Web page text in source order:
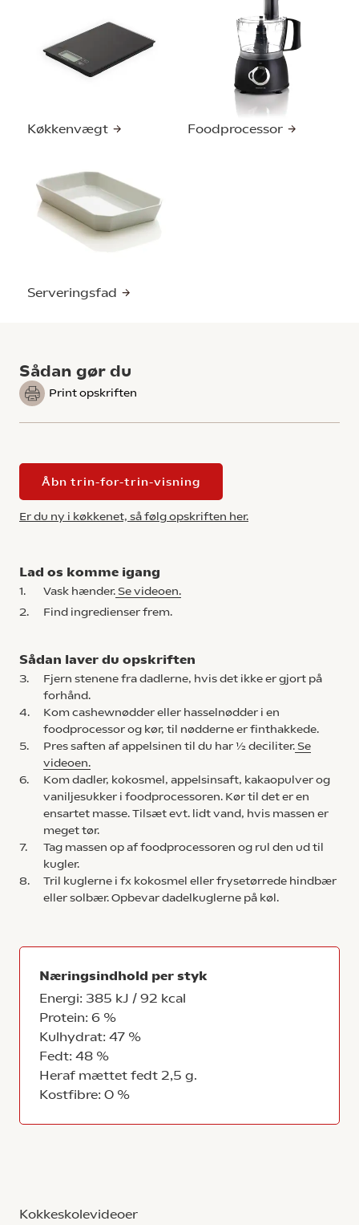
Køkkenvægt Foodprocessor
Serveringsfad
Sådan gør du
Print opskriften
Åbn trin-for-trin-visning
Er du ny i køkkenet, så følg opskriften her.
Lad os komme igang
1. Vask hænder. Se videoen.
2.
Find ingredienser frem.
Sådan laver du opskriften
3.
Fjern stenene fra dadlerne, hvis det ikke er gjort på
forhånd.
4.
Kom cashewnødder eller hasselnødder i en
foodprocessor og kør, til nødderne er finthakkede.
5.
Pres saften af appelsinen til du har ½ deciliter. Se
videoen.
6.
Kom dadler, kokosmel, appelsinsaft, kakaopulver og
vaniljesukker i foodprocessoren. Kør til det er en
ensartet masse. Tilsæt evt. lidt vand, hvis massen er
meget tør.
7.
Tag massen op af foodprocessoren og rul den ud til
kugler.
8.
Tril kuglerne i fx kokosmel eller frysetørrede hindbær
eller solbær. Opbevar dadelkuglerne på køl.
Næringsindhold per styk
Energi: 385 kJ / 92 kcal
Protein: 6 %
Kulhydrat: 47 %
Fedt: 48 %
Heraf mættet fedt 2,5 g.
Kostfibre: 0 %
Kokkeskolevideoer